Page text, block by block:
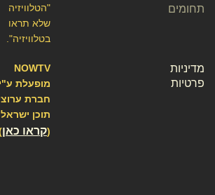
"הטלוויזיה
שלא תראו
בטלוויזיה".
NOWTV
מופעלת ע"י
חברת ערוצי
תוכן ישראל –
קראו כאן)
תחומים
מדיניות
פרטיות